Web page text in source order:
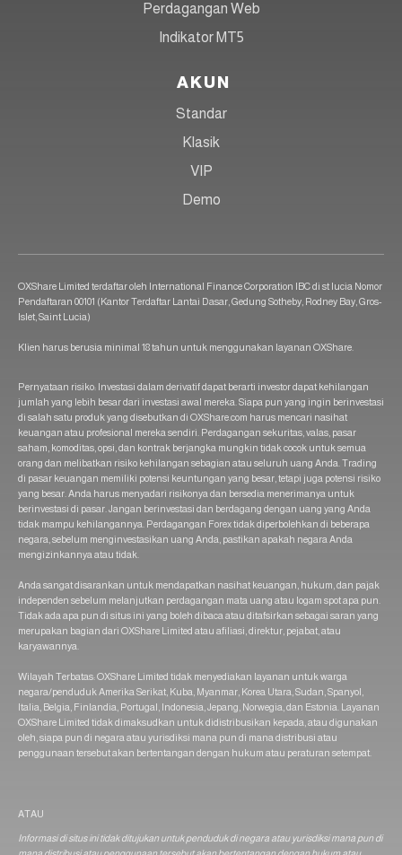
Perdagangan Web
Indikator MT5
AKUN
Standar
Klasik
VIP
Demo
OXShare Limited terdaftar oleh International Finance Corporation IBC di st lucia Nomor
Pendaftaran 00101 (Kantor Terdaftar Lantai Dasar, Gedung Sotheby, Rodney Bay, Gros-
Islet, Saint Lucia)
Klien harus berusia minimal 18 tahun untuk menggunakan layanan OXShare.
Pernyataan risiko: Investasi dalam derivatif dapat berarti investor dapat kehilangan
jumlah yang lebih besar dari investasi awal mereka. Siapa pun yang ingin berinvestasi
di salah satu produk yang disebutkan di OXShare.com harus mencari nasihat
keuangan atau profesional mereka sendiri. Perdagangan sekuritas, valas, pasar
saham, komoditas, opsi, dan kontrak berjangka mungkin tidak cocok untuk semua
orang dan melibatkan risiko kehilangan sebagian atau seluruh uang Anda. Trading
di pasar keuangan memiliki potensi keuntungan yang besar, tetapi juga potensi risiko
yang besar. Anda harus menyadari risikonya dan bersedia menerimanya untuk
berinvestasi di pasar. Jangan berinvestasi dan berdagang dengan uang yang Anda
tidak mampu kehilangannya. Perdagangan Forex tidak diperbolehkan di beberapa
negara, sebelum menginvestasikan uang Anda, pastikan apakah negara Anda
mengizinkannya atau tidak.
Anda sangat disarankan untuk mendapatkan nasihat keuangan, hukum, dan pajak
independen sebelum melanjutkan perdagangan mata uang atau logam spot apa pun.
Tidak ada apa pun di situs ini yang boleh dibaca atau ditafsirkan sebagai saran yang
merupakan bagian dari OXShare Limited atau afiliasi, direktur, pejabat, atau
karyawannya.
Wilayah Terbatas: OXShare Limited tidak menyediakan layanan untuk warga
negara/penduduk Amerika Serikat, Kuba, Myanmar, Korea Utara, Sudan, Spanyol,
Italia, Belgia, Finlandia, Portugal, Indonesia, Jepang, Norwegia, dan Estonia. Layanan
OXShare Limited tidak dimaksudkan untuk didistribusikan kepada, atau digunakan
oleh, siapa pun di negara atau yurisdiksi mana pun di mana distribusi atau
penggunaan tersebut akan bertentangan dengan hukum atau peraturan setempat.
ATAU
Informasi di situs ini tidak ditujukan untuk penduduk di negara atau yurisdiksi mana pun di